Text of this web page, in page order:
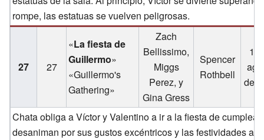
rompe, las estatuas se vuelven peligrosas.
27 27
«La fiesta de
Guillermo»
«Guillermo's
Gathering»
Zach
Bellissimo,
Miggs
Perez, y
Gina Gress
Spencer
Rothbell
17
de
Chata obliga a Víctor y Valentino a ir a la fiesta de
desaniman por sus gustos excéntricos y las festividades